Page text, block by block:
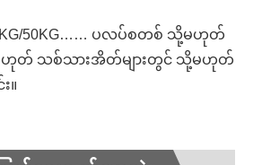
30KG/50KG…… ပလပ်စတစ် သို့မဟုတ်
ဟုတ် သစ်သားအိတ်များတွင် သို့မဟုတ်
။